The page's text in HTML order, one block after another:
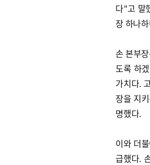
다”고 말
장 하나
손 본부
도록 하
가치다.
장을 지
명했다.
이와 더
급했다.